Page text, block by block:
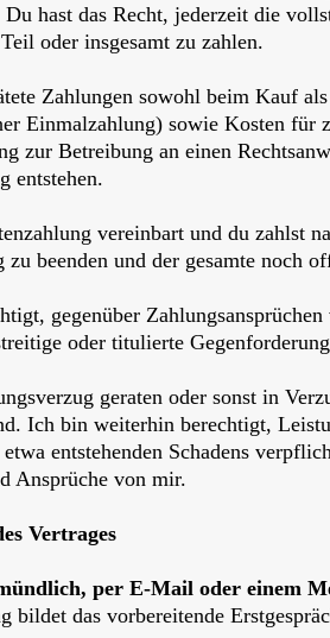
hast das Recht, jederzeit die
oder insgesamt zu zahlen.
Zahlungen sowohl beim Kauf
Einmalzahlung) sowie Kosten für
zur Betreibung an einen
entstehen.
vereinbart und du zahlst
zu beenden und der gesamte noch
gegenüber
oder titulierte
geraten oder sonst in
Ich bin weiterhin berechtigt,
entstehenden Schadens
Ansprüche von mir.
Vertrages
per E-Mail oder einem
bildet das vorbereitende